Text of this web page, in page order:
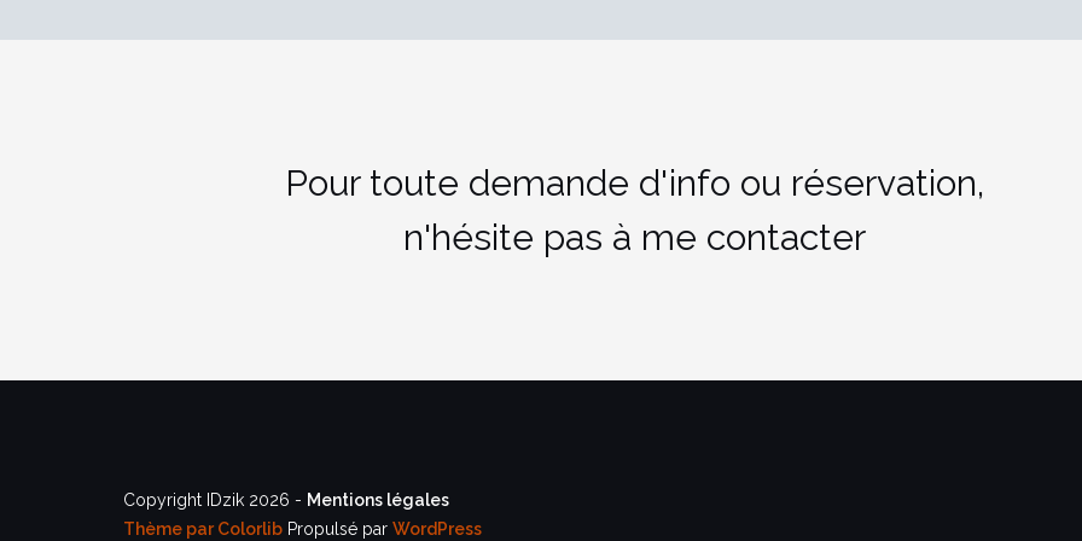
Pour toute demande d'info ou réservation,
n'hésite pas à me contacter
Copyright IDzik 2026 - Mentions légales
Thème parColorlib Propulsé par WordPress